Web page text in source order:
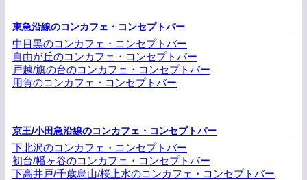
東急沿線のコンカフェ・コンセプトバー
中目黒のコンカフェ・コンセプトバー
自由が丘のコンカフェ・コンセプトバー
戸越/旗の台のコンカフェ・コンセプトバー
用賀のコンカフェ・コンセプトバー
京王/小田急沿線のコンカフェ・コンセプトバー
下北沢のコンカフェ・コンセプトバー
初台/幡ヶ谷のコンカフェ・コンセプトバー
下高井戸/千歳烏山/桜上水のコンカフェ・コンセプトバー